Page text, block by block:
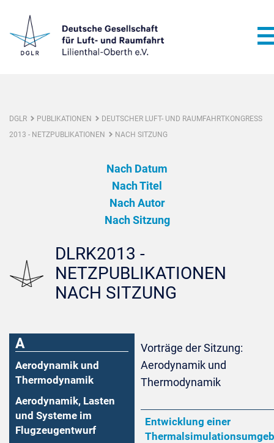
DGLR PUBLIKATIONEN
DEUTSCHER LUFT- UND RAUMFAHRTKONGRESS
2013 - NETZPUBLIKATIONEN
NACH SITZUNG
Nach Datum
Nach Titel
Nach Autor
Nach Sitzung
DLRK2013 -
NETZPUBLIKATIONEN
NACH SITZUNG
A
Aerodynamik und
Thermodynamik
Aerodynamik, Lasten
und Systeme im
Flugzeugentwurf
Vorträge der Sitzung:
Aerodynamik und
Thermodynamik
Entwicklung einer